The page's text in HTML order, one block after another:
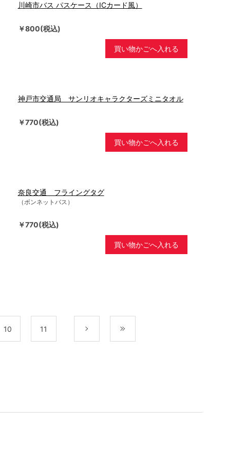
川崎市バス パスケース（ICカード風）
￥800(税込)
買い物かごへ入れる
神戸市交通局 サンリオキャラクターズミニタオル
￥770(税込)
買い物かごへ入れる
奈良交通 フライングタグ
（ボンネットバス）
￥770(税込)
買い物かごへ入れる
10 11